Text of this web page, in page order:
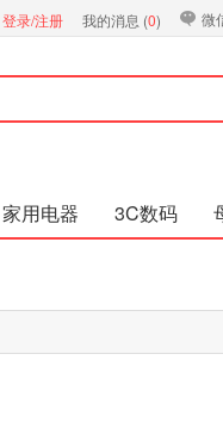
登录/注册 我的消息 (0) 微
家用电器 3C数码